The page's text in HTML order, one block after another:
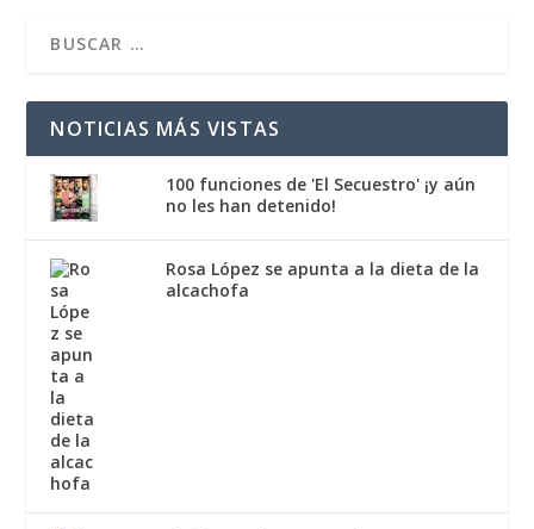
NOTICIAS MÁS VISTAS
100 funciones de 'El Secuestro' ¡y aún
no les han detenido!
Rosa López se apunta a la dieta de la
alcachofa